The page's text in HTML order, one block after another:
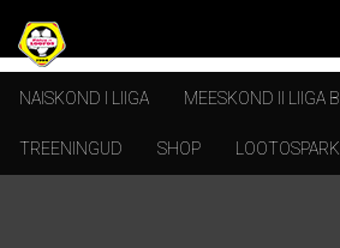
NAISKOND I LIIGA MEESKOND II LIIGA B
TREENINGUD SHOP LOOTOSPARK